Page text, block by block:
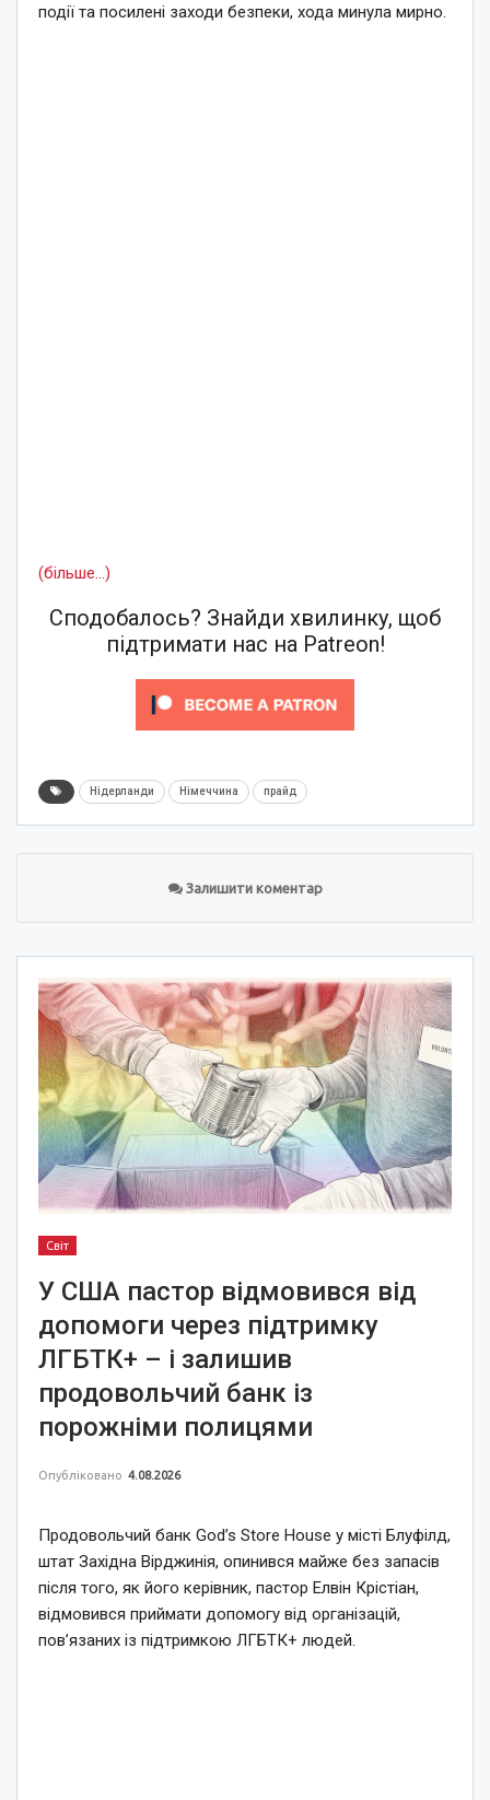
події та посилені заходи безпеки, хода минула мирно.
(більше…)
Сподобалось? Знайди хвилинку, щоб
підтримати нас на Patreon!
Нідерланди Німеччина прайд
Залишити коментар
Світ
У США пастор відмовився від
допомоги через підтримку
ЛГБТК+ – і залишив
продовольчий банк із
порожніми полицями
Опубліковано 4.08.2026
Продовольчий банк God’s Store House у місті Блуфілд,
штат Західна Вірджинія, опинився майже без запасів
після того, як його керівник, пастор Елвін Крістіан,
відмовився приймати допомогу від організацій,
пов’язаних із підтримкою ЛГБТК+ людей.